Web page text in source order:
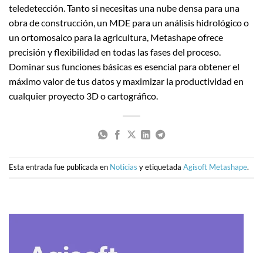
teledetección. Tanto si necesitas una nube densa para una
obra de construcción, un MDE para un análisis hidrológico o
un ortomosaico para la agricultura, Metashape ofrece
precisión y flexibilidad en todas las fases del proceso.
Dominar sus funciones básicas es esencial para obtener el
máximo valor de tus datos y maximizar la productividad en
cualquier proyecto 3D o cartográfico.
Esta entrada fue publicada en Noticias y etiquetada Agisoft Metashape.